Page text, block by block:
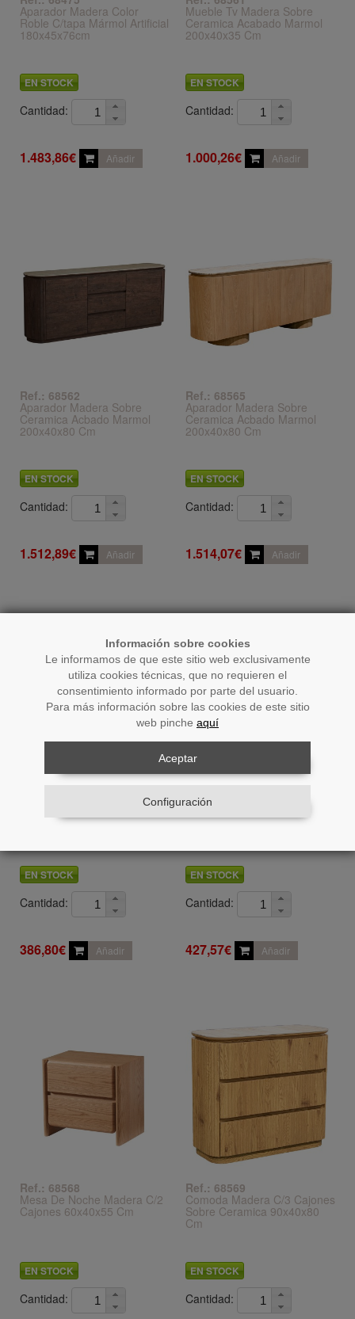
Información sobre cookies
Le informamos de que este sitio web exclusivamente
utiliza cookies técnicas, que no requieren el
consentimiento informado por parte del usuario.
Para más información sobre las cookies de este sitio
web pinche aquí
Aceptar
Configuración
Aparador Madera Color
Roble C/tapa Mármol Artificial
180x45x76cm
EN STOCK
Cantidad:
1.483,86€ Añadir
Mueble Tv Madera Sobre
Ceramica Acabado Marmol
200x40x35 Cm
EN STOCK
Cantidad:
1.000,26€ Añadir
Ref.: 68562
Aparador Madera Sobre
Ceramica Acbado Marmol
200x40x80 Cm
EN STOCK
Cantidad:
1.512,89€ Añadir
Ref.: 68565
Aparador Madera Sobre
Ceramica Acbado Marmol
200x40x80 Cm
EN STOCK
Cantidad:
1.514,07€ Añadir
Sobre Ceramica C/2 Cajones
EN STOCK
Cantidad:
386,80€ Añadir
Mesa De Noche Madera C/2
Cajones 60x40x55 Cm
EN STOCK
Cantidad:
427,57€ Añadir
Ref.: 68568
Mesa De Noche Madera C/2
Cajones 60x40x55 Cm
EN STOCK
Cantidad:
Ref.: 68569
Comoda Madera C/3 Cajones
Sobre Ceramica 90x40x80
Cm
EN STOCK
Cantidad: